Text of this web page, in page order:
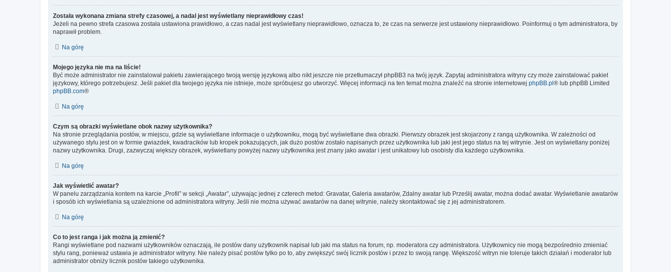
Została wykonana zmiana strefy czasowej, a nadal jest wyświetlany nieprawidłowy czas!
Jeżeli na pewno strefa czasowa została ustawiona prawidłowo, a czas nadal jest wyświetlany nieprawidłowo, oznacza to, że czas na serwerze jest ustawiony nieprawidłowo. Poinformuj o tym administratora, by
naprawił problem.
Na górę
Mojego języka nie ma na liście!
Być może administrator nie zainstalował pakietu zawierającego twoją wersję językową albo nikt jeszcze nie przetłumaczył phpBB3 na twój język. Zapytaj administratora witryny czy może zainstalować pakiet
językowy, którego potrzebujesz. Jeśli pakiet dla twojego języka nie istnieje, może spróbujesz go utworzyć. Więcej informacji na ten temat można znaleźć na stronie internetowej phpBB.pl® lub phpBB Limited
phpBB.com®
Na górę
Czym są obrazki wyświetlane obok nazwy użytkownika?
Na stronie przeglądania postów, w miejscu, gdzie są wyświetlane informacje o użytkowniku, mogą być wyświetlane dwa obrazki. Pierwszy obrazek jest skojarzony z rangą użytkownika. W zależności od
używanego stylu jest on w formie gwiazdek, kwadracików lub kropek pokazujących, jak dużo postów zostało napisanych przez użytkownika lub jaki jest jego status na tej witrynie. Jest on wyświetlany poniżej
nazwy użytkownika. Drugi, zazwyczaj większy obrazek, wyświetlany powyżej nazwy użytkownika jest znany jako awatar i jest unikatowy lub osobisty dla każdego użytkownika.
Na górę
Jak wyświetlić awatar?
W panelu zarządzania kontem na karcie „Profil” w sekcji „Awatar”, używając jednej z czterech metod: Gravatar, Galeria awatarów, Zdalny awatar lub Prześlij awatar, można dodać awatar. Wyświetlanie awatarów
i sposób ich wyświetlania są uzależnione od administratora witryny. Jeśli nie można używać awatarów na danej witrynie, należy skontaktować się z jej administratorem.
Na górę
Co to jest ranga i jak można ją zmienić?
Rangi wyświetlane pod nazwami użytkowników oznaczają, ile postów dany użytkownik napisał lub jaki ma status na forum, np. moderatora czy administratora. Użytkownicy nie mogą bezpośrednio zmieniać
stylu rang, ponieważ ustawia je administrator witryny. Nie należy pisać postów tylko po to, aby zwiększyć swój licznik postów i przez to swoją rangę. Większość witryn nie toleruje takich działań i moderator lub
administrator obniży licznik postów takiego użytkownika.